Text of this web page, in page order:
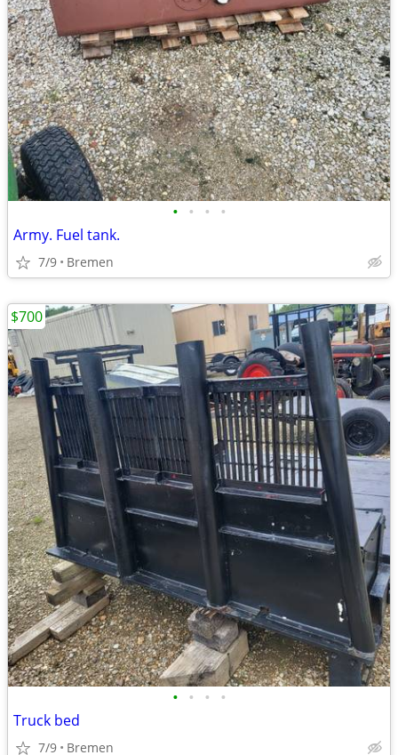
• • • •
Army. Fuel tank.
7/9 Bremen
• • • •
Truck bed
7/9 Bremen
$700